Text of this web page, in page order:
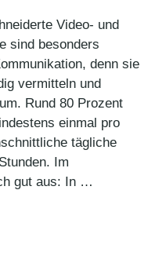
Video- und
sind besonders
denn sie
vermitteln und
Rund 80 Prozent
einmal pro
tägliche
Im
gut aus: In …